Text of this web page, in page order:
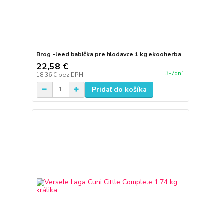
Brog -leed babička pre hlodavce 1 kg ekooherba
22,58 €
18,36 € bez DPH 3-7dní
Pridať do košíka